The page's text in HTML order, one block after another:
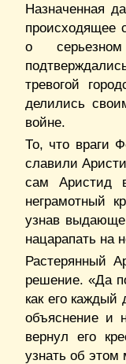
Назначенная
происходящее
о
тревогой
делились
войне.
То, что враги
славили
сам Аристид
неграмотный
узнав
нацарапать на
Растерянный
решение. «Да
как его
объяснение и
вернул его
узнать об этом